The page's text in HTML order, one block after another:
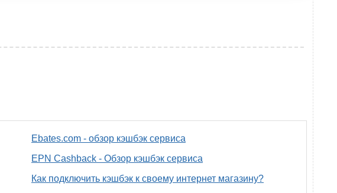
Ebates.com - обзор кэшбэк сервиса
EPN Cashback - Обзор кэшбэк сервиса
Как подключить кэшбэк к своему интернет магазину?